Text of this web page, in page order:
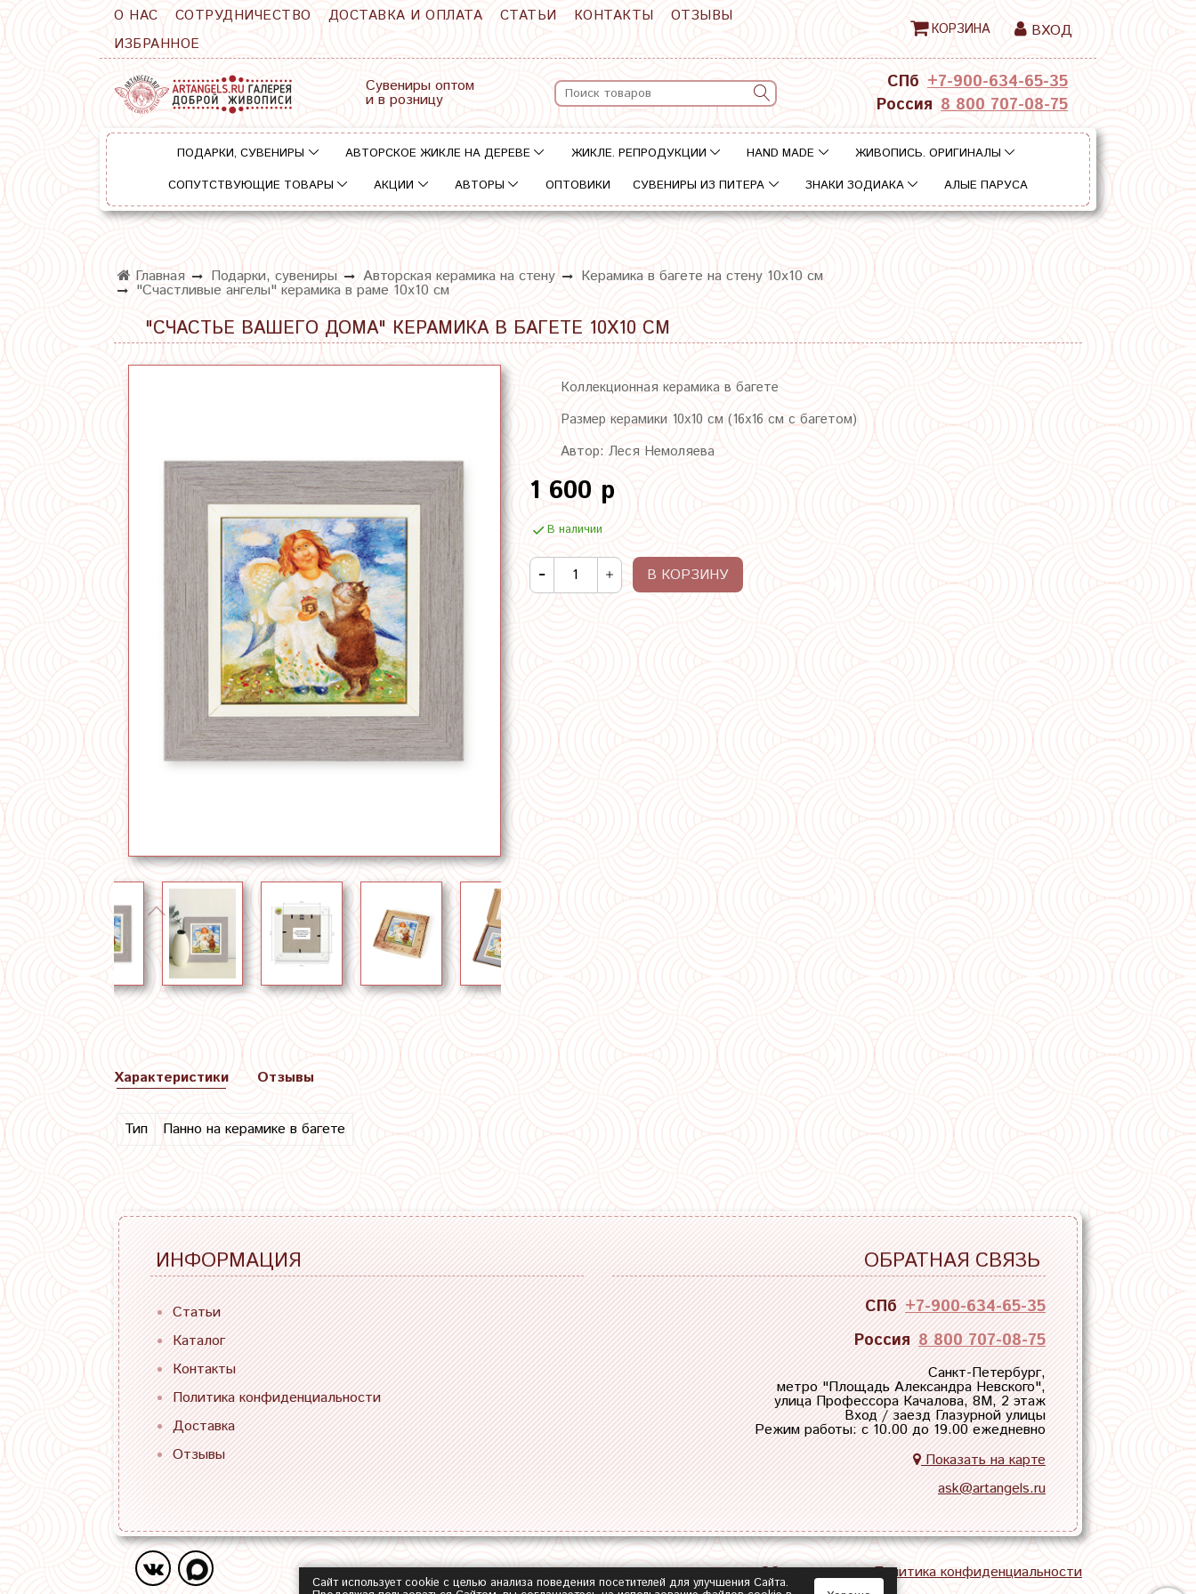
О НАС СОТРУДНИЧЕСТВО ДОСТАВКА И ОПЛАТА СТАТЬИ КОНТАКТЫ
ОТЗЫВЫ
ИЗБРАННОЕ
КОРЗИНА ВХОД
Сувениры оптом
и в розницу
СПб +7-900-634-65-35
Россия 8 800 707-08-75
ПОДАРКИ, СУВЕНИРЫ АВТОРСКОЕ ЖИКЛЕ НА ДЕРЕВЕ ЖИКЛЕ. РЕПРОДУКЦИИ HAND MADE
ЖИВОПИСЬ. ОРИГИНАЛЫ
СОПУТСТВУЮЩИЕ ТОВАРЫ
АКЦИИ АВТОРЫ ОПТОВИКИ СУВЕНИРЫ ИЗ ПИТЕРА ЗНАКИ ЗОДИАКА АЛЫЕ ПАРУСА
Главная Подарки, сувениры Авторская керамика на стену Керамика в багете на стену 10х10 см
"Счастливые ангелы" керамика в раме 10х10 см
"СЧАСТЬЕ ВАШЕГО ДОМА" КЕРАМИКА В БАГЕТЕ 10Х10 СМ
Коллекционная керамика в багете
Размер керамики 10х10 см (16х16 см с багетом)
Автор: Леся Немоляева
1 600 р
В наличии
В КОРЗИНУ
Характеристики
Тип Панно на керамике в багете
Отзывы
ИНФОРМАЦИЯ
Статьи
Каталог
Контакты
Политика конфиденциальности
Доставка
Отзывы
ОБРАТНАЯ СВЯЗЬ
СПб +7-900-634-65-35
Россия 8 800 707-08-75
Санкт-Петербург,
метро "Площадь Александра Невского",
улица Профессора Качалова, 8М, 2 этаж
Вход / заезд Глазурной улицы
Режим работы: с 10.00 до 19.00 ежедневно
Показать на карте
ask@artangels.ru
Обратная связь Политика конфиденциальности
Сайт использует cookie с целью анализа поведения посетителей для улучшения Сайта.